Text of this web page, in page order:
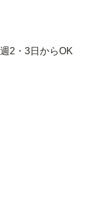
2・3日からOK